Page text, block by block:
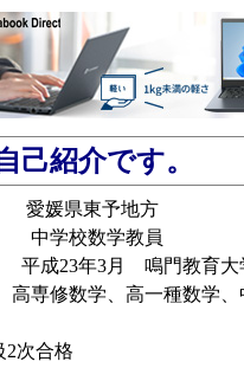
己紹介です。
媛県東予地方
学校数学教員
23年3月 鳴門教育大学
修数学、高一種数学、
次合格